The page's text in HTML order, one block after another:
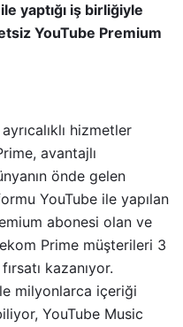
yaptığı iş birliğiyle
YouTube Premium
hizmetler
avantajlı
önde gelen
YouTube ile yapılan
abonesi olan ve
Prime müşterileri 3
kazanıyor.
milyonlarca içeriği
YouTube Music